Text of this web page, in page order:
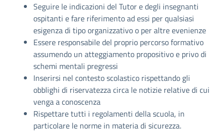
Seguire le indicazioni del Tutor e degli insegnanti
ospitanti e fare riferimento ad essi per qualsiasi
esigenza di tipo organizzativo o per altre evenienze
Essere responsabile del proprio percorso formativo
assumendo un atteggiamento propositivo e privo di
schemi mentali pregressi
Inserirsi nel contesto scolastico rispettando gli
obblighi di riservatezza circa le notizie relative di cui
venga a conoscenza
Rispettare tutti i regolamenti della scuola, in
particolare le norme in materia di sicurezza.